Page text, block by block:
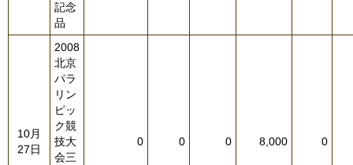
記念
品
10月
27日
2008
北京
パラ
リン
ピッ
ク競
技大
会三
0 0 0 8,000 0